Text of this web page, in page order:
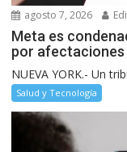
agosto 7, 2026
Meta es
por afectaciones
NUEVA YORK.- Un
Salud y Tecnología